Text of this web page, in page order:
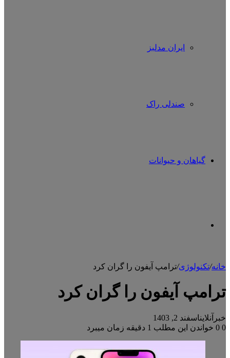
ایران مدلبز
صندلی راک
گیاهان و حیوانات
خانه/تکنولوژی/ترامپ آیفون را گران کرد
ترامپ آیفون را گران کرد
خبرآنلایناسفند 2, 1403
0
خواندن این مطلب 1 دقیقه زمان میبرد